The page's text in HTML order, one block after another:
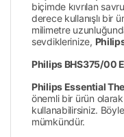
biçimde kıvrılan
derece kullanışlı bir
milimetre
sevdiklerinize,
Philips BHS375/00
Philips Essential
önemli bir ürün
kullanabilirsiniz.
mümkündür.